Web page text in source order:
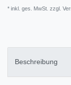
* inkl. ges. MwSt. zzgl.
Beschreibung